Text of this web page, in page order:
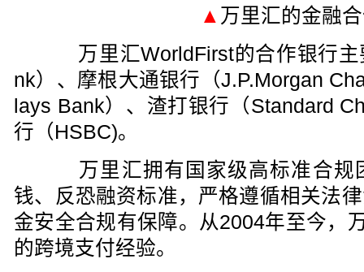
▲ 万里汇的金融
万里汇WorldFirst的合作银行主
nk）、摩根大通银行（J.P.Morgan
lays Bank）、渣打银行（Standard
行（HSBC)。
万里汇拥有国家级高标准合规
钱、反恐融资标准，严格遵循相关法
金安全合规有保障。从2004年至今，
的跨境支付经验。